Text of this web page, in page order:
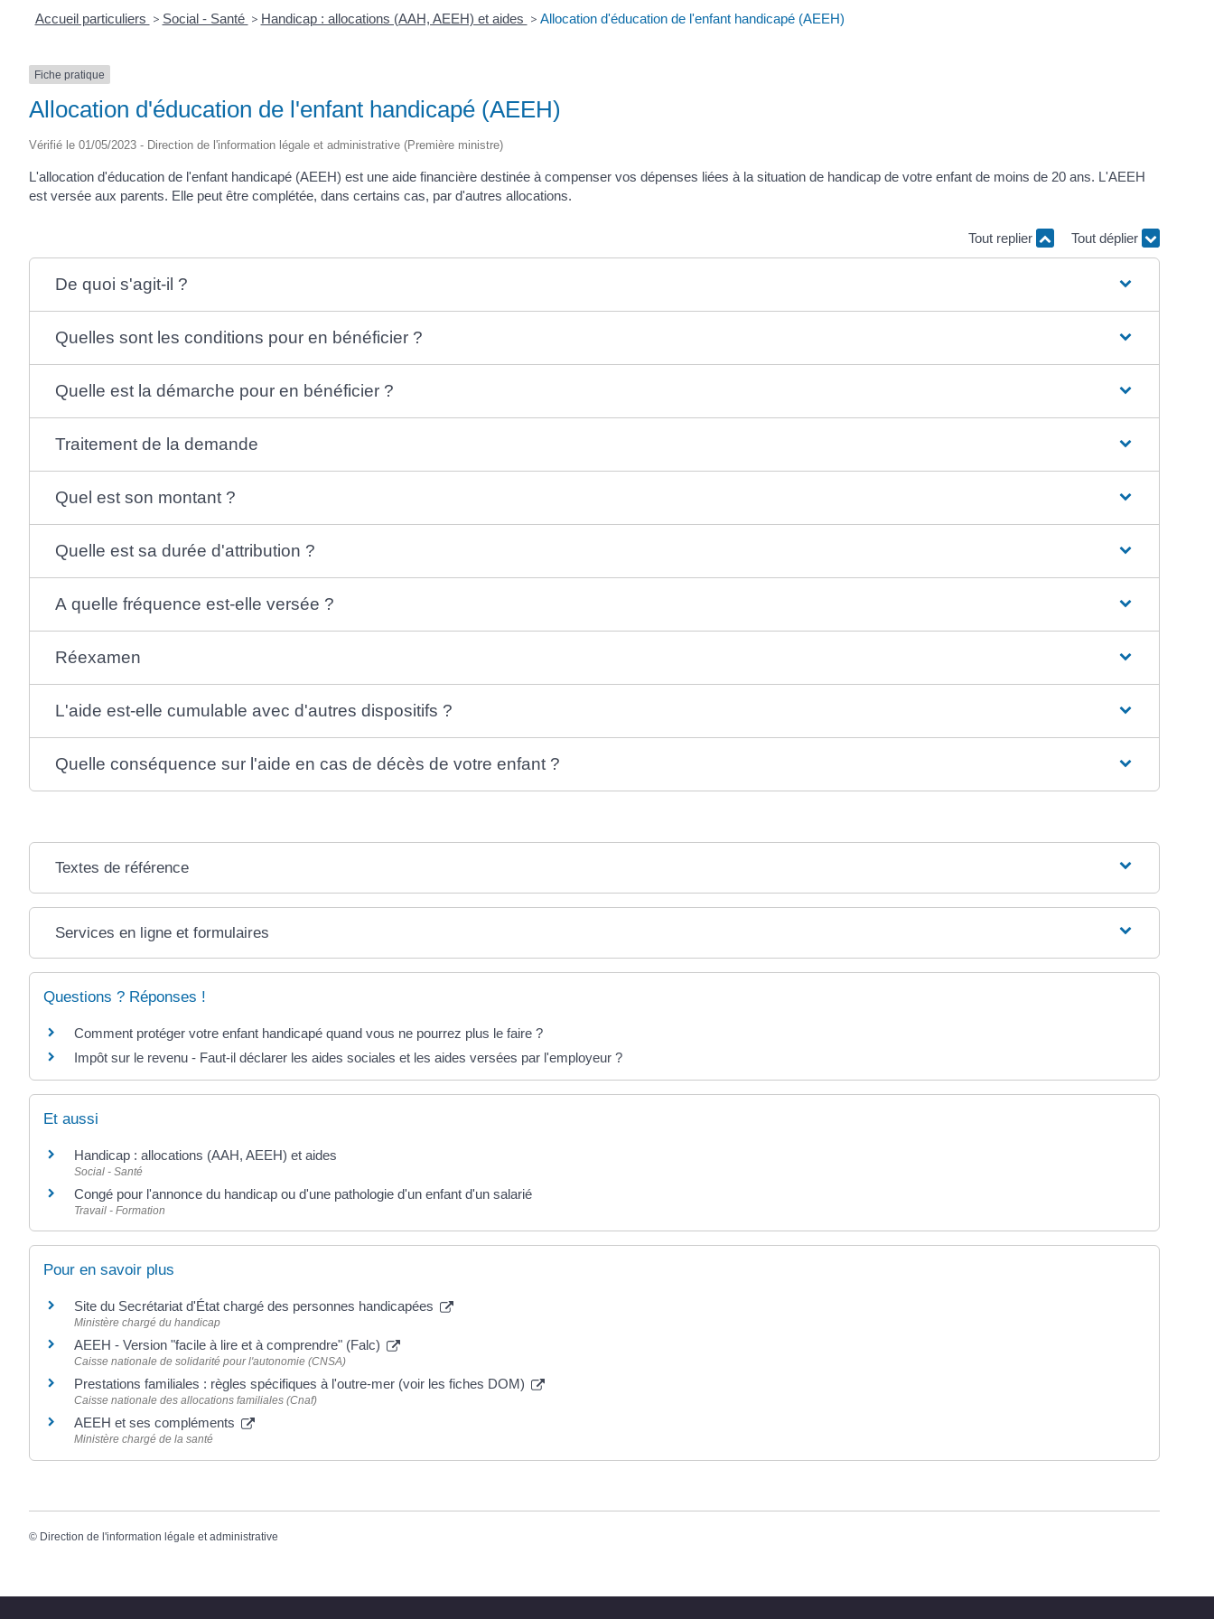
Accueil particuliers > Social - Santé > Handicap : allocations (AAH, AEEH) et aides > Allocation d'éducation de l'enfant handicapé (AEEH)
Fiche pratique
Allocation d'éducation de l'enfant handicapé (AEEH)
Vérifié le 01/05/2023 - Direction de l'information légale et administrative (Première ministre)
L'allocation d'éducation de l'enfant handicapé (AEEH) est une aide financière destinée à compenser vos dépenses liées à la situation de handicap de votre enfant de moins de 20 ans. L'AEEH
est versée aux parents. Elle peut être complétée, dans certains cas, par d'autres allocations.
Tout replier Tout déplier
De quoi s'agit-il ?
Quelles sont les conditions pour en bénéficier ?
Quelle est la démarche pour en bénéficier ?
Traitement de la demande
Quel est son montant ?
Quelle est sa durée d'attribution ?
A quelle fréquence est-elle versée ?
Réexamen
L'aide est-elle cumulable avec d'autres dispositifs ?
Quelle conséquence sur l'aide en cas de décès de votre enfant ?
Textes de référence
Services en ligne et formulaires
Questions ? Réponses !
Comment protéger votre enfant handicapé quand vous ne pourrez plus le faire ?
Impôt sur le revenu - Faut-il déclarer les aides sociales et les aides versées par l'employeur ?
Et aussi
Handicap : allocations (AAH, AEEH) et aides
Social - Santé
Congé pour l'annonce du handicap ou d'une pathologie d'un enfant d'un salarié
Travail - Formation
Pour en savoir plus
Site du Secrétariat d'État chargé des personnes handicapées
Ministère chargé du handicap
AEEH - Version "facile à lire et à comprendre" (Falc)
Caisse nationale de solidarité pour l'autonomie (CNSA)
Prestations familiales : règles spécifiques à l'outre-mer (voir les fiches DOM)
Caisse nationale des allocations familiales (Cnaf)
AEEH et ses compléments
Ministère chargé de la santé
© Direction de l'information légale et administrative